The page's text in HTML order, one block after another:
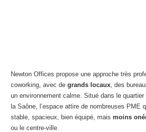
Newton Offices propose une approche très
coworking, avec degrands locaux , des
un environnement calme. Situé dans le
la Saône, l’espace attire de nombreuses PME
stable, spacieux, bien équipé, maismoins
ou le centre-ville.